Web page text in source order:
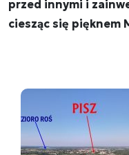
przed innymi i
ciesząc się pięknem